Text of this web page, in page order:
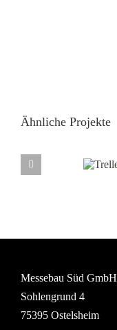
Ähnliche Projekte
Trelleborg
Showroom
Messebau Süd GmbH
Sohlengrund 4
75395 Ostelsheim